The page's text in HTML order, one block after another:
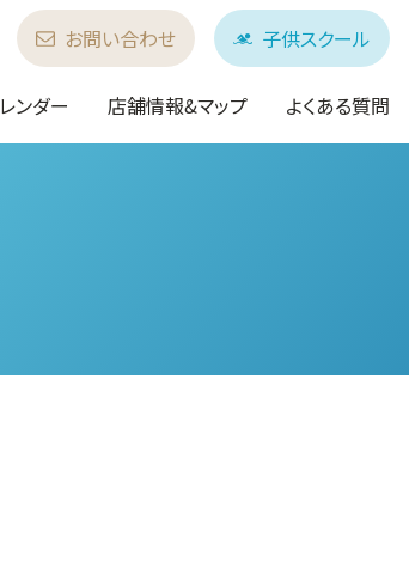
ンダー 店舗情報&マップ よくある質問
お問い合わせ 子供スクール